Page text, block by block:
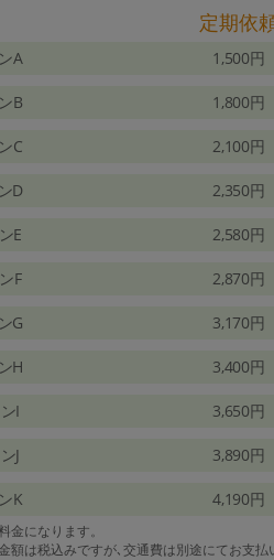
定期依
A 1,500円
B 1,800円
C 2,100円
D 2,350円
E 2,580円
F 2,870円
G 3,170円
H 3,400円
I 3,650円
J 3,890円
K 4,190円
金になります。
額は税込みですが､交通費は別途にてお支払